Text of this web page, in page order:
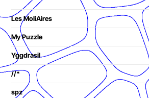
Les MoliAires
My Puzzle
Yggdrasil
//*
spz